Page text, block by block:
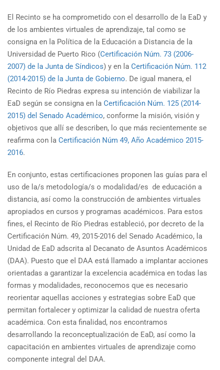
El Recinto se ha comprometido con el desarrollo de la EaD y
de los ambientes virtuales de aprendizaje, tal como se
consigna en la Política de la Educación a Distancia de la
Universidad de Puerto Rico (Certificación Núm. 73 (2006-
2007) de la Junta de Síndicos) y en la Certificación Núm. 112
(2014-2015) de la Junta de Gobierno. De igual manera, el
Recinto de Río Piedras expresa su intención de viabilizar la
EaD según se consigna en la Certificación Núm. 125 (2014-
2015) del Senado Académico, conforme la misión, visión y
objetivos que allí se describen, lo que más recientemente se
reafirma con la Certificación Núm 49, Año Académico 2015-
2016.
En conjunto, estas certificaciones proponen las guías para el
uso de la/s metodología/s o modalidad/es de educación a
distancia, así como la construcción de ambientes virtuales
apropiados en cursos y programas académicos. Para estos
fines, el Recinto de Río Piedras estableció, por decreto de la
Certificación Núm. 49, 2015-2016 del Senado Académico, la
Unidad de EaD adscrita al Decanato de Asuntos Académicos
(DAA). Puesto que el DAA está llamado a implantar acciones
orientadas a garantizar la excelencia académica en todas las
formas y modalidades, reconocemos que es necesario
reorientar aquellas acciones y estrategias sobre EaD que
permitan fortalecer y optimizar la calidad de nuestra oferta
académica. Con esta finalidad, nos encontramos
desarrollando la reconceptualización de EaD, así como la
capacitación en ambientes virtuales de aprendizaje como
componente integral del DAA.